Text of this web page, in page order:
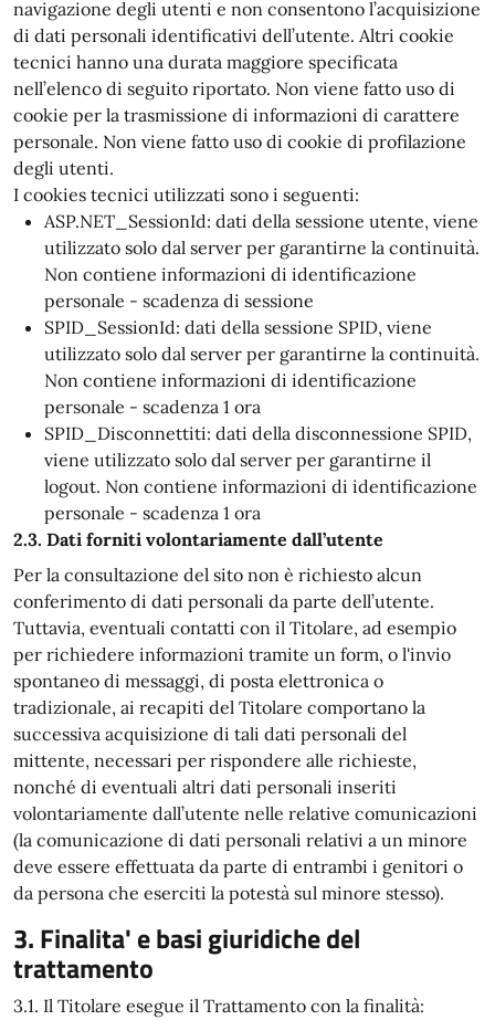
navigazione degli utenti e non consentono l’acquisizione
di dati personali identificativi dell’utente. Altri cookie
tecnici hanno una durata maggiore specificata
nell’elenco di seguito riportato. Non viene fatto uso di
cookie per la trasmissione di informazioni di carattere
personale. Non viene fatto uso di cookie di profilazione
degli utenti.
I cookies tecnici utilizzati sono i seguenti:
ASP.NET_SessionId: dati della sessione utente, viene
utilizzato solo dal server per garantirne la continuità.
Non contiene informazioni di identificazione
personale - scadenza di sessione
SPID_SessionId: dati della sessione SPID, viene
utilizzato solo dal server per garantirne la continuità.
Non contiene informazioni di identificazione
personale - scadenza 1 ora
SPID_Disconnettiti: dati della disconnessione SPID,
viene utilizzato solo dal server per garantirne il
logout. Non contiene informazioni di identificazione
personale - scadenza 1 ora
2.3. Dati forniti volontariamente dall’utente
Per la consultazione del sito non è richiesto alcun
conferimento di dati personali da parte dell’utente.
Tuttavia, eventuali contatti con il Titolare, ad esempio
per richiedere informazioni tramite un form, o l'invio
spontaneo di messaggi, di posta elettronica o
tradizionale, ai recapiti del Titolare comportano la
successiva acquisizione di tali dati personali del
mittente, necessari per rispondere alle richieste,
nonché di eventuali altri dati personali inseriti
volontariamente dall’utente nelle relative comunicazioni
(la comunicazione di dati personali relativi a un minore
deve essere effettuata da parte di entrambi i genitori o
da persona che eserciti la potestà sul minore stesso).
3. Finalita' e basi giuridiche del
trattamento
3.1. Il Titolare esegue il Trattamento con la finalità: